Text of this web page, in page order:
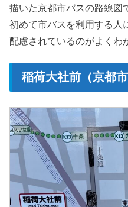
描いた京都市バスの路線図
初めて市バスを利用する人
配慮されているのがよくわ
稲荷大社前（京都市